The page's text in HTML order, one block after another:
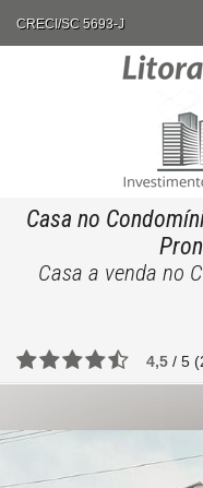
CRECI/SC 5693-J
Casa no
Casa a venda no
4,5 / 5 (